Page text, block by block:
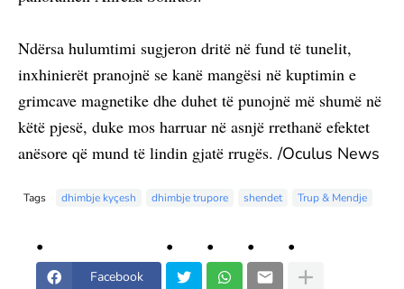
Ndërsa hulumtimi sugjeron dritë në fund të tunelit,
inxhinierët pranojnë se kanë mangësi në kuptimin e
grimcave magnetike dhe duhet të punojnë më shumë në
këtë pjesë, duke mos harruar në asnjë rrethanë efektet
anësore që mund të lindin gjatë rrugës. /Oculus News
Tags dhimbje kyçesh dhimbje trupore shendet Trup & Mendje
Facebook